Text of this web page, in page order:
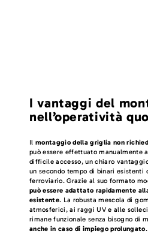
I vantaggi del
nell’operatività
Il montaggio della griglia non
può essere effettuato manualmente
difficile accesso, un chiaro
un secondo tempo di binari esistenti
ferroviario. Grazie al suo formato
può essere adattato rapidamente
esistente. La robusta mescola di
atmosferici, ai raggi UV e alle
rimane funzionale senza bisogno di
anche in caso di impiego prolungato.